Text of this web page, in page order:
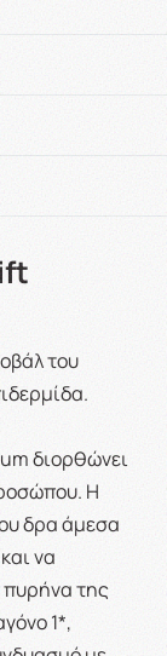
του
διορθώνει
Η
δρα άμεσα
να
πυρήνα της
1*,